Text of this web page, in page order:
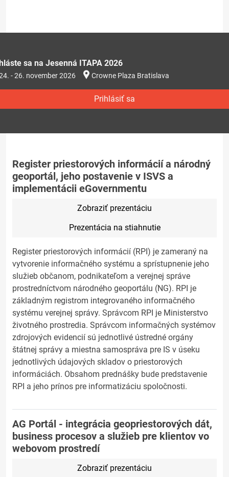
sa na Jesenná ITAPA 2026
- 26. november 2026 Crowne Plaza Bratislava
Prihlásiť sa
Register priestorových informácií a národný
geoportál, jeho postavenie v ISVS a
implementácii eGovernmentu
Zobraziť prezentáciu
Prezentácia na stiahnutie
Register priestorových informácií (RPI) je zameraný na
vytvorenie informačného systému a sprístupnenie jeho
služieb občanom, podnikateľom a verejnej správe
prostredníctvom národného geoportálu (NG). RPI je
základným registrom integrovaného informačného
systému verejnej správy. Správcom RPI je Ministerstvo
životného prostredia. Správcom informačných systémov
zdrojových evidencií sú jednotlivé ústredné orgány
štátnej správy a miestna samospráva pre IS v úseku
jednotlivých údajových skladov o priestorových
informáciách. Obsahom prednášky bude predstavenie
RPI a jeho prínos pre informatizáciu spoločnosti.
AG Portál - integrácia geopriestorových dát,
business procesov a služieb pre klientov vo
webovom prostredí
Zobraziť prezentáciu